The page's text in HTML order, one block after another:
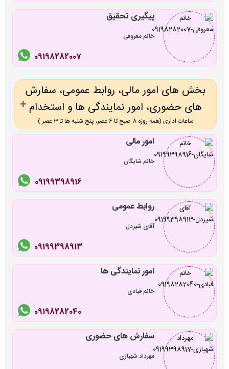
پیگیری تحقیق
خانم معروفی
09198282007
بخش های امور مالی، روابط عمومی، سفارش
های حضوری، امور نمایندگی ها و استخدام
ساعات اداری (همه روزه 8 صبح تا 6 عصر، پنج شنبه ها تا 3 عصر )
امور مالی
خانم شایگان
09199398916
روابط عمومی
آقای شیردل
09199398913
امور نمایندگی ها
خانم قبادی
09198282040
سفارش های حضوری
مهرداد شهبازی